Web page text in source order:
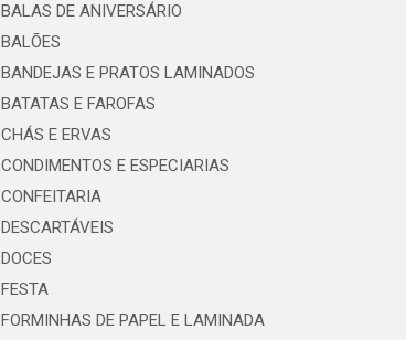
BALAS DE ANIVERSÁRIO
BALÕES
BANDEJAS E PRATOS LAMINADOS
BATATAS E FAROFAS
CHÁS E ERVAS
CONDIMENTOS E ESPECIARIAS
CONFEITARIA
DESCARTÁVEIS
DOCES
FESTA
FORMINHAS DE PAPEL E LAMINADA